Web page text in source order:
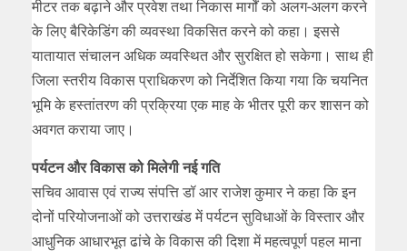
मीटर तक बढ़ाने और प्रवेश तथा निकास मार्गों को अलग-अलग करने
के लिए बैरिकेडिंग की व्यवस्था विकसित करने को कहा। इससे
यातायात संचालन अधिक व्यवस्थित और सुरक्षित हो सकेगा। साथ ही
जिला स्तरीय विकास प्राधिकरण को निर्देशित किया गया कि चयनित
भूमि के हस्तांतरण की प्रक्रिया एक माह के भीतर पूरी कर शासन को
अवगत कराया जाए।
पर्यटन और विकास को मिलेगी नई गति
सचिव आवास एवं राज्य संपत्ति डॉ आर राजेश कुमार ने कहा कि इन
दोनों परियोजनाओं को उत्तराखंड में पर्यटन सुविधाओं के विस्तार और
आधुनिक आधारभूत ढांचे के विकास की दिशा में महत्वपूर्ण पहल माना